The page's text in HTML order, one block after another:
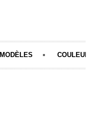
MODÈLES COULEURS